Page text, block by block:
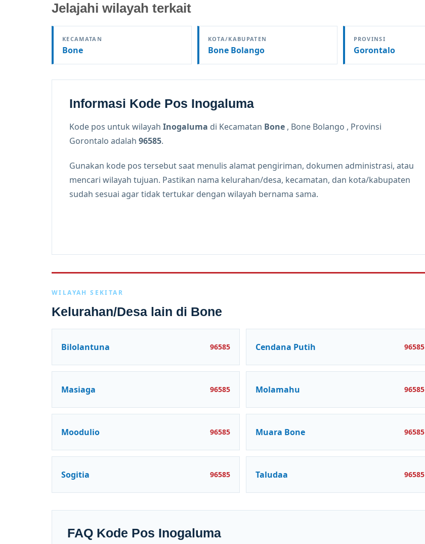
Jelajahi wilayah terkait
KECAMATAN
Bone
KOTA/KABUPATEN
Bone Bolango
PROVINSI
Gorontalo
Informasi Kode Pos Inogaluma
Kode pos untuk wilayah Inogaluma di Kecamatan Bone , Bone Bolango , Provinsi
Gorontalo adalah 96585.
Gunakan kode pos tersebut saat menulis alamat pengiriman, dokumen administrasi, atau
mencari wilayah tujuan. Pastikan nama kelurahan/desa, kecamatan, dan kota/kabupaten
sudah sesuai agar tidak tertukar dengan wilayah bernama sama.
WILAYAH SEKITAR
Kelurahan/Desa lain di Bone
Bilolantuna 96585 Cendana Putih 96585
Masiaga 96585 Molamahu 96585
Moodulio 96585 Muara Bone 96585
Sogitia 96585 Taludaa 96585
FAQ Kode Pos Inogaluma